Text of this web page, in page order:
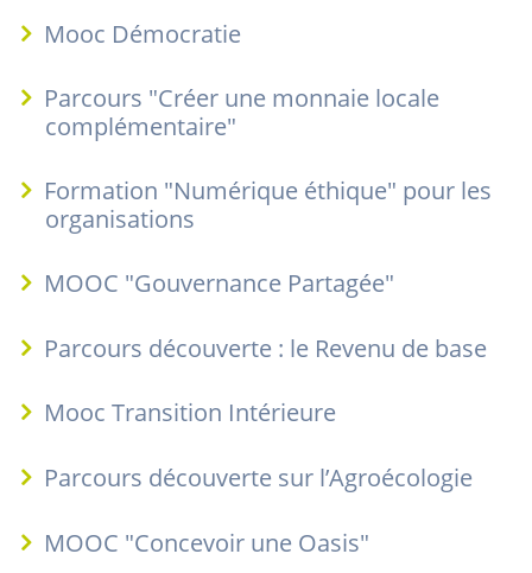
Mooc Démocratie
Parcours "Créer une monnaie locale
complémentaire"
Formation "Numérique éthique" pour les
organisations
MOOC "Gouvernance Partagée"
Parcours découverte : le Revenu de base
Mooc Transition Intérieure
Parcours découverte sur l’Agroécologie
MOOC "Concevoir une Oasis"